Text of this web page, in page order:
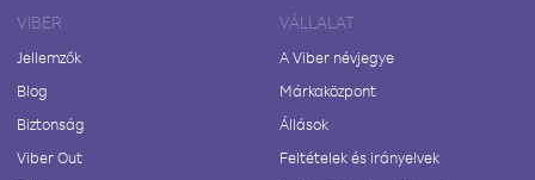
VIBER
Jellemzők
Blog
Biztonság
Viber Out
VÁLLALAT
A Viber névjegye
Márkaközpont
Állások
Feltételek és irányelvek